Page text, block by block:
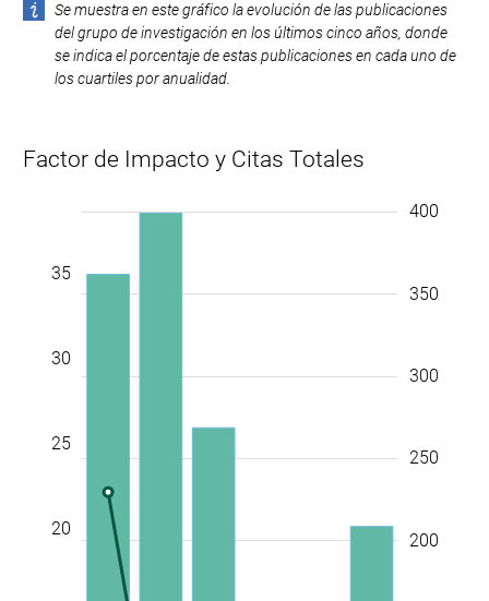
Se muestra en este gráfico la evolución de las publicaciones
del grupo de investigación en los últimos cinco años, donde
se indica el porcentaje de estas publicaciones en cada uno de
los cuartiles por anualidad.
Factor de Impacto y Citas Totales
10
20
25
30
35
100
-40
-20
20
450
400
350
300
250
200
-50
-100